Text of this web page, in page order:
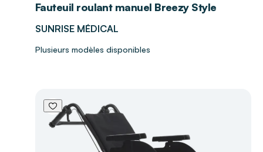
Fauteuil roulant manuel Breezy Style
SUNRISE MÉDICAL
Plusieurs modèles disponibles